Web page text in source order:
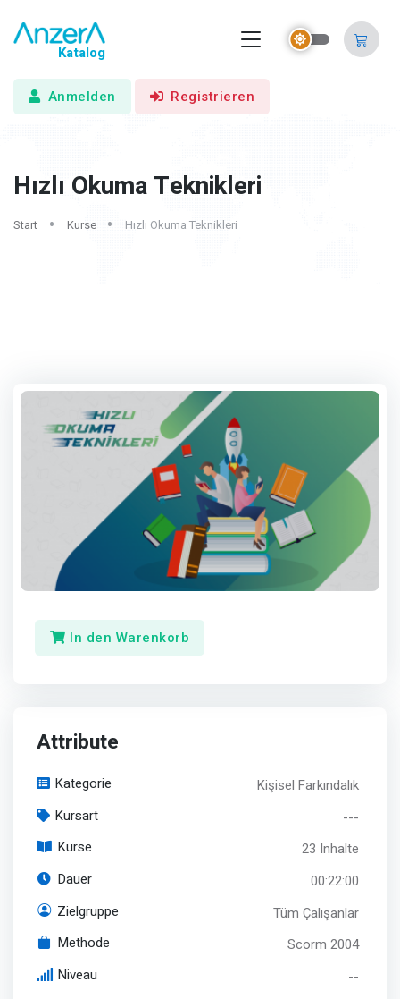
Katalog
Anmelden Registrieren
Hızlı Okuma Teknikleri
Start Kurse Hızlı Okuma Teknikleri
In den Warenkorb
Attribute
Kategorie Kişisel Farkındalık
Kursart ---
Kurse 23 Inhalte
Dauer 00:22:00
Zielgruppe Tüm Çalışanlar
Methode Scorm 2004
Niveau --